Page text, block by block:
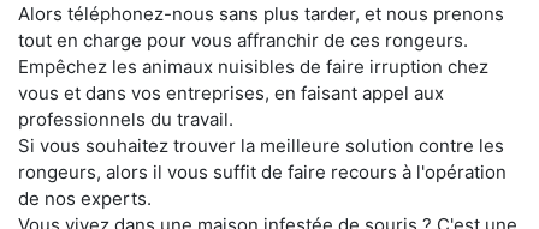
Alors téléphonez-nous sans plus tarder, et nous prenons
tout en charge pour vous affranchir de ces rongeurs.
Empêchez les animaux nuisibles de faire irruption chez
vous et dans vos entreprises, en faisant appel aux
professionnels du travail.
Si vous souhaitez trouver la meilleure solution contre les
rongeurs, alors il vous suffit de faire recours à l'opération
de nos experts.
Vous vivez dans une maison infestée de souris ? C'est une